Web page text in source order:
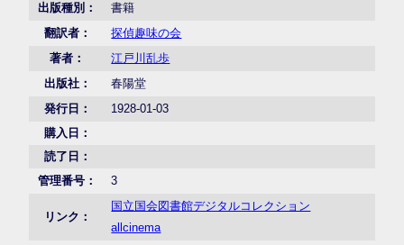
出版種別：
書籍
翻訳者：
探偵趣味の会
著者：
江戸川乱歩
出版社：
春陽堂
発行日：
1928-01-03
購入日：
読了日：
管理番号：
3
リンク：
国立国会図書館デジタルコレクション
allcinema